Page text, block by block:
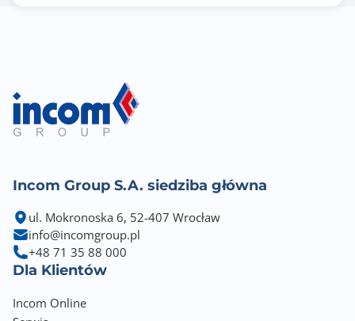
Zgodność z technologią HDCP
Tak
Nie
Obsługa Adaptive Sync
Tak
Redukcja migotania [FlickerFree/Safe]
Incom Group S.A. siedziba główna
ul. Mokronoska 6, 52-407 Wrocław
info@incomgroup.pl
+48 71 35 88 000
Dla Klientów
Incom Online